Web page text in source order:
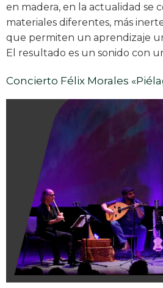
en madera, en la actualidad se
materiales diferentes, más
que permiten un aprendizaje
El resultado es un sonido con
Concierto Félix Morales